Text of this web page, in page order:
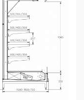
ভেন্টিলেটেড,
রিমোট
ভেন্টিলেটেড,
রিমোট